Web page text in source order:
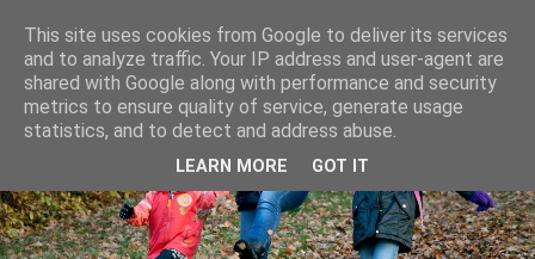
This site uses cookies from Google to deliver its services
and to analyze traffic. Your IP address and user-agent are
shared with Google along with performance and security
metrics to ensure quality of service, generate usage
statistics, and to detect and address abuse.
LEARN MORE GOT IT